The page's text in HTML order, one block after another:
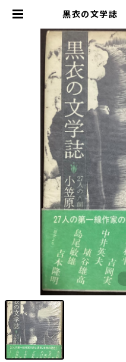
黒衣の文学誌